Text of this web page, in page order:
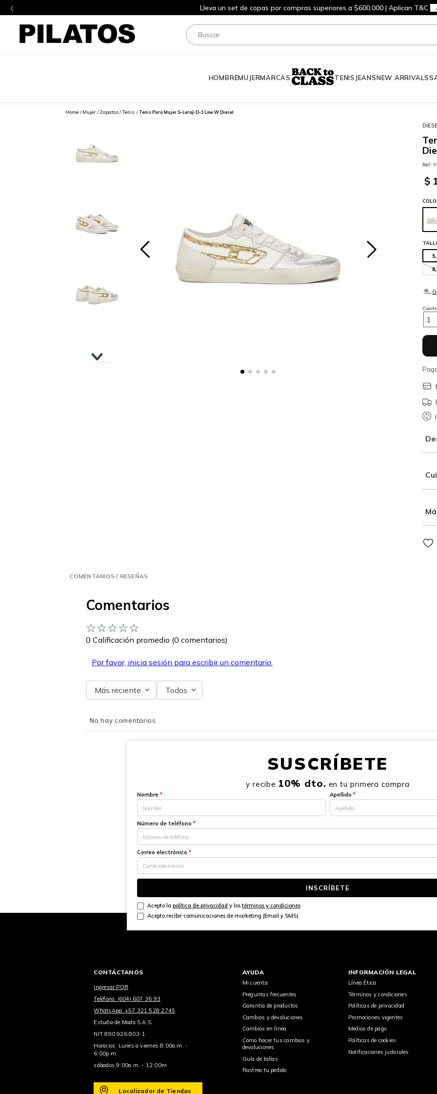
‹ Lleva un set de copas por compras superiores a $600.000 | Aplican T&C
Buscar
HOMBREMUJERMARCAS TENIS JEANSNEW ARRIVALS
Mujer Zapatos Tenis Tenis Para Mujer S-Leroji D-1 Low W Diesel
Ref:
$
1
COMENTARIOS / RESEÑAS
Comentarios
☆☆☆☆☆
0 Calificación promedio (0 comentarios)
Por favor, inicia sesión para escribir un comentario.
Más reciente Todos
No hay comentarios.
SUSCRÍBETE
y recibe 10% dto. en tu primera compra
Nombre * Apellido *
Número de teléfono *
Correo electrónico *
INSCRÍBETE
Acepto la política de privacidad y lostérminos y condiciones
Acepto recibir comunicaciones de marketing (Email y SMS)
CONTÁCTANOS
Ingresar PQR
Teléfono: (604) 607 36 93
WhatsApp: +57 321 528 2745
Estudio de Moda S.A.S.
NIT 890.926.803-1
Horarios: Lunes a viernes 8:00a.m. -
6:00p.m.
sábados 9:00a.m. - 12:00m
Localizador de Tiendas
AYUDA
Mi cuenta
Preguntas frecuentes
Garantía de productos
Cambios y devoluciones
Cambios en línea
Cómo hacer tus cambios y
devoluciones
Guía de tallas
Rastrea tu pedido
INFORMACIÓN LEGAL
Línea Ética
Términos y condiciones
Políticas de privacidad
Promociones vigentes
Medios de pago
Políticas de cookies
Notificaciones judiciales